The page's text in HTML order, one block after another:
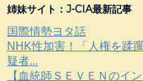
姉妹サイト：J-CIA最新記事
国際情勢ヨタ話
NHK性加害！「人権を蹂
疑者...
【血統師ＳＥＶＥＮのイ